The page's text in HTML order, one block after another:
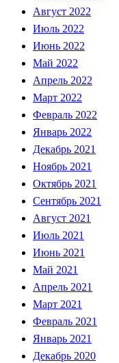
Август 2022
Июль 2022
Июнь 2022
Май 2022
Апрель 2022
Март 2022
Февраль 2022
Январь 2022
Декабрь 2021
Ноябрь 2021
Октябрь 2021
Сентябрь 2021
Август 2021
Июль 2021
Июнь 2021
Май 2021
Апрель 2021
Март 2021
Февраль 2021
Январь 2021
Декабрь 2020